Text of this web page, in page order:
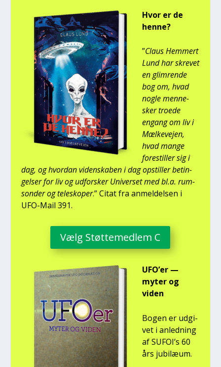
Hvor er de
hen­ne?
”Claus Hem­mert
Lund har skre­vet
en glim­ren­de
bog om, hvad
nog­le men­ne­
sker tro­e­de
engang om liv i
Mæl­ke­vej­en,
hvad man­ge
fore­stil­ler sig i
dag, og hvor­dan viden­ska­ben i dag opstil­ler betin­
gel­ser for liv og udfor­sker Uni­ver­set med bl.a. rum­
son­der og telesko­per.” Citat fra anmel­del­sen i
UFO-Mail 391.
Vælg Støt­te­med­lem C
UFO’er —
myter og
viden
Bogen er udgi­
vet i anled­ning
af SUFOI’s 60
års jubilæum.